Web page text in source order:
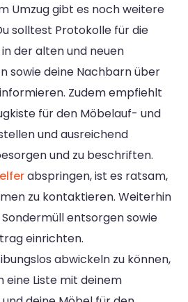
Umzug gibt es noch weitere
solltest Protokolle für die
der alten und neuen
sowie deine Nachbarn über
Zudem empfiehlt
für den Möbelauf- und
und ausreichend
und zu beschriften.
abspringen, ist es ratsam,
zu kontaktieren. Weiterhin
entsorgen sowie
einrichten.
abwickeln zu können,
Liste mit deinem